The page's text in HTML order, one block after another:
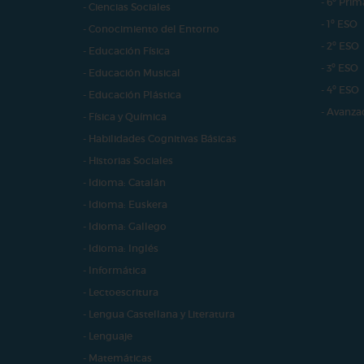
- Ciencias Sociales
- Conocimiento del Entorno
- Educación Física
- Educación Musical
- Educación Plástica
- Física y Química
- Habilidades Cognitivas Básicas
- Historias Sociales
- Idioma: Catalán
- Idioma: Euskera
- Idioma: Gallego
- Idioma: Inglés
- Informática
- Lectoescritura
- Lengua Castellana y Literatura
- Lenguaje
- Matemáticas
- 1º ESO
- 2º ESO
- 3º ESO
- 4º ESO
-